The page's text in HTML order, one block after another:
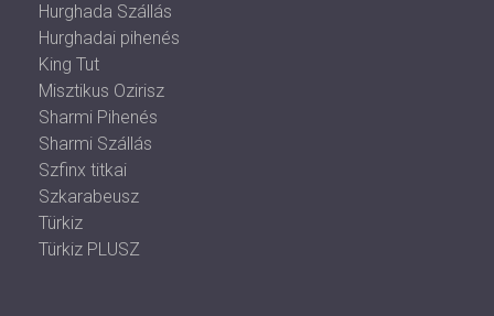
Hurghada Szállás
Hurghadai pihenés
King Tut
Misztikus Ozirisz
Sharmi Pihenés
Sharmi Szállás
Szfinx titkai
Szkarabeusz
Türkiz
Türkiz PLUSZ